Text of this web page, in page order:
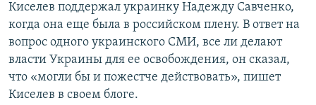
Киселев поддержал украинку Надежду Савченко,
когда она еще была в российском плену. В ответ на
вопрос одного украинского СМИ, все ли делают
власти Украины для ее освобождения, он сказал,
что «могли бы и пожестче действовать», пишет
Киселев в своем блоге.